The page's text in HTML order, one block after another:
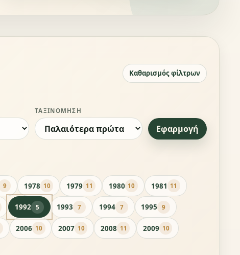
Καθαρισμός φίλτρων
ΤΑΞΙΝΌΜΗΣΗ
Εφαρμογή
9 1978 10 1979 11 1980 10 1981 11
1992 5 1993 7 1994 7 1995 9
2006 10 2007 10 2008 11 2009 10